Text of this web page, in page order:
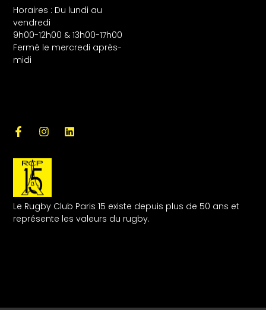
Le Rugby Club Paris 15 existe depuis plus de 50 ans et
représente les valeurs du rugby.
Horaires : Du lundi au
vendredi
9h00-12h00 & 13h00-17h00
Fermé le mercredi après-
midi